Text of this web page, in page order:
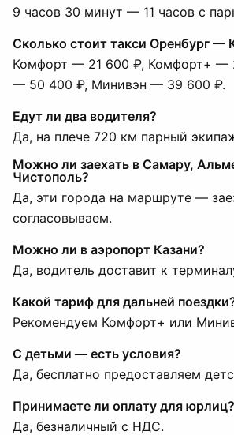
9 часов 30 минут — 11 часов с
Сколько стоит такси Оренбург —
Комфорт — 21 600 ₽, Комфорт+ —
— 50 400 ₽, Минивэн — 39 600 ₽.
Едут ли два водителя?
Да, на плече 720 км парный
Можно ли заехать в Самару,
Чистополь?
Да, эти города на маршруте —
согласовываем.
Можно ли в аэропорт Казани?
Да, водитель доставит к
Какой тариф для дальней
Рекомендуем Комфорт+ или
С детьми — есть условия?
Да, бесплатно предоставляем
Принимаете ли оплату для юрлиц?
Да, безналичный с НДС.